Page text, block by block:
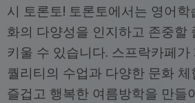
시 토론토! 토론토에서는 영어
화의 다양성을 인지하고 존중할
키울 수 있습니다. 스프락카페
퀄리티의 수업과 다양한 문화
즐겁고 행복한 여름방학을 만들